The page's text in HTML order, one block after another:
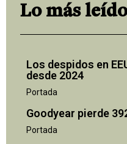
Lo más leído
Los despidos en
desde 2024
Portada
Goodyear pierde
Portada